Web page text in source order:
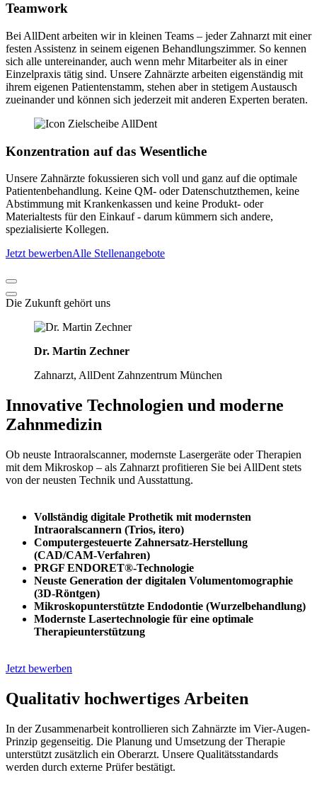
Teamwork
Bei AllDent arbeiten wir in kleinen Teams – jeder Zahnarzt mit einer
festen Assistenz in seinem eigenen Behandlungszimmer. So kennen
sich alle untereinander, auch wenn mehr Mitarbeiter als in einer
Einzelpraxis tätig sind. Unsere Zahnärzte arbeiten eigenständig mit
ihrem eigenen Patientenstamm, stehen aber in stetigem Austausch
zueinander und können sich jederzeit mit anderen Experten beraten.
Konzentration auf das Wesentliche
Unsere Zahnärzte fokussieren sich voll und ganz auf die optimale
Patientenbehandlung. Keine QM- oder Datenschutzthemen, keine
Abstimmung mit Krankenkassen und keine Produkt- oder
Materialtests für den Einkauf - darum kümmern sich andere,
spezialisierte Kollegen.
Jetzt bewerbenAlle Stellenangebote
Die Zukunft gehört uns
Dr. Martin Zechner
Zahnarzt, AllDent Zahnzentrum München
Innovative Technologien und moderne
Zahnmedizin
Ob neuste Intraoralscanner, modernste Lasergeräte oder Therapien
mit dem Mikroskop – als Zahnarzt profitieren Sie bei AllDent stets
von der neusten Technik und Ausstattung.
Vollständig digitale Prothetik mit modernsten
Intraoralscannern (Trios, itero)
Computergesteuerte Zahnersatz-Herstellung
(CAD/CAM-Verfahren)
PRGF ENDORET®-Technologie
Neuste Generation der digitalen Volumentomographie
(3D-Röntgen)
Mikroskopunterstützte Endodontie (Wurzelbehandlung)
Modernste Lasertechnologie für eine optimale
Therapieunterstützung
Jetzt bewerben
Qualitativ hochwertiges Arbeiten
In der Zusammenarbeit kontrollieren sich Zahnärzte im Vier-Augen-
Prinzip gegenseitig. Die Planung und Umsetzung der Therapie
unterstützt zusätzlich ein Oberarzt. Unsere Qualitätsstandards
werden durch externe Prüfer bestätigt.